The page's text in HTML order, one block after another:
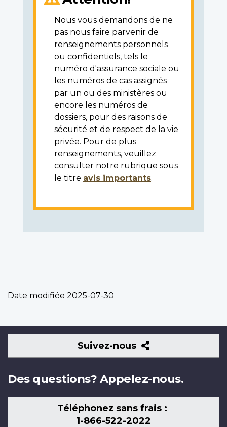
Nous vous demandons de ne
pas nous faire parvenir de
renseignements personnels
ou confidentiels, tels le
numéro d'assurance sociale ou
les numéros de cas assignés
par un ou des ministères ou
encore les numéros de
dossiers, pour des raisons de
sécurité et de respect de la vie
privée. Pour de plus
renseignements, veuillez
consulter notre rubrique sous
le titre avis importants.
Date modifiée 2025-07-30
Suivez-nous
Suivez-
nous
Des questions? Appelez-nous.
Téléphonez sans frais :
1-866-522-2022